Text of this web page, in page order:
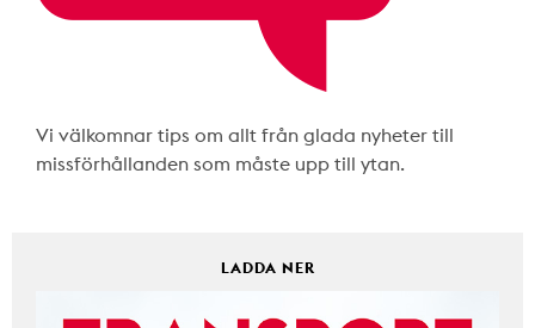
Vi välkomnar tips om allt från glada nyheter till
missförhållanden som måste upp till ytan.
LADDA NER